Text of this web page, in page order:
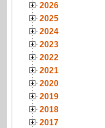
2026
2025
2024
2023
2022
2021
2020
2019
2018
2017